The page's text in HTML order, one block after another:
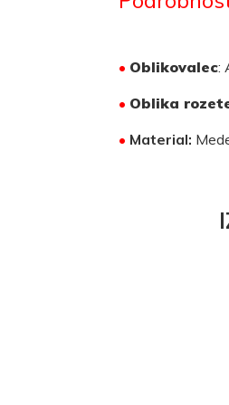
• Oblikovalec:
• Oblika
• Material: